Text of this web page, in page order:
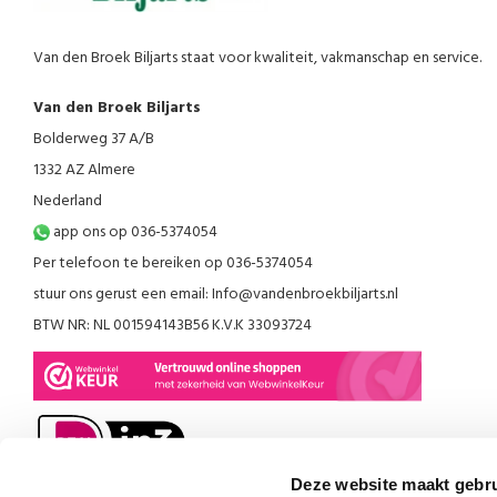
Deze website maakt
Van den Broek Biljarts staat voor kwaliteit, vakmanschap en service.
Van den Broek Biljarts
Bolderweg 37 A/B
1332 AZ Almere
Nederland
app ons op 036-5374054
Per telefoon te bereiken op 036-5374054
stuur ons gerust een email:Info@vandenbroekbiljarts.nl
BTW NR: NL 001594143B56 K.V.K 33093724